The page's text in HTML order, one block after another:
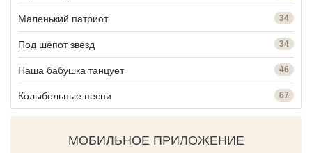
Маленький патриот 34
Под шёпот звёзд 34
Наша бабушка танцует 46
Колыбельные песни 67
МОБИЛЬНОЕ ПРИЛОЖЕНИЕ